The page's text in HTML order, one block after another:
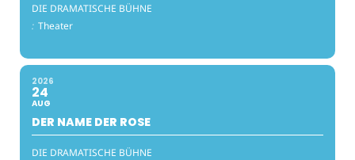
DIE DRAMATISCHE BÜHNE
: Theater
2026
24
AUG
DER NAME DER ROSE
DIE DRAMATISCHE BÜHNE